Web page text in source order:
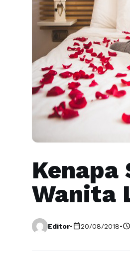
Kenapa
Wanita
Editor•calendar_today20/08/2018•schedule